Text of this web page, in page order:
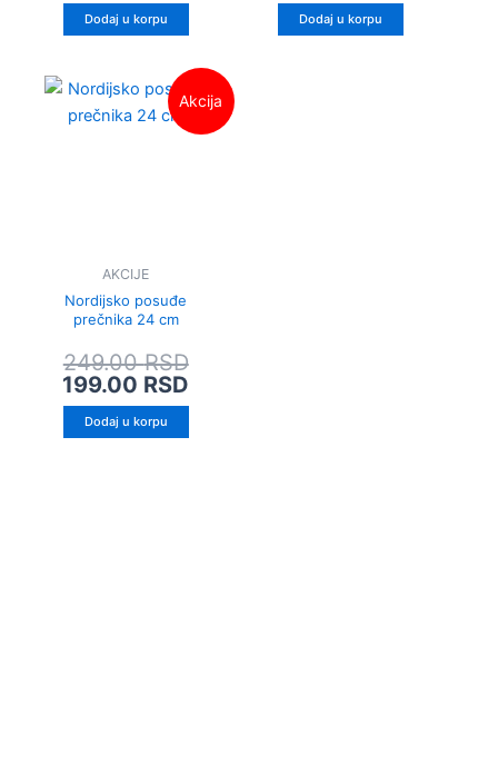
Dodaj u korpu Dodaj u korpu
Akcija
AKCIJE
Nordijsko posuđe
prečnika 24 cm
249.00RSD
Originalna
cena
je
199.00 RSD
Trenutna
cena
je:
Dodaj u korpu